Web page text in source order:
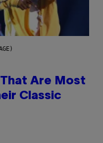
Are Most
Classic